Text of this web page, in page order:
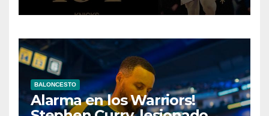
BALONCESTO
Alarma en los Warriors!